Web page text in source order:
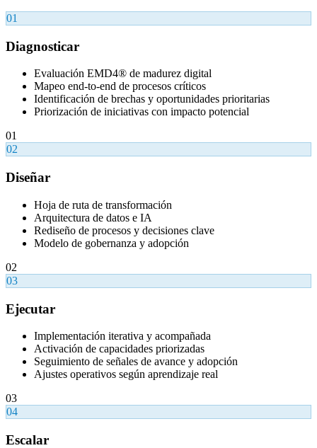
01
Diagnosticar
Evaluación EMD4® de madurez digital
Mapeo end-to-end de procesos críticos
Identificación de brechas y oportunidades prioritarias
Priorización de iniciativas con impacto potencial
01
02
Diseñar
Hoja de ruta de transformación
Arquitectura de datos e IA
Rediseño de procesos y decisiones clave
Modelo de gobernanza y adopción
02
03
Ejecutar
Implementación iterativa y acompañada
Activación de capacidades priorizadas
Seguimiento de señales de avance y adopción
Ajustes operativos según aprendizaje real
03
04
Escalar